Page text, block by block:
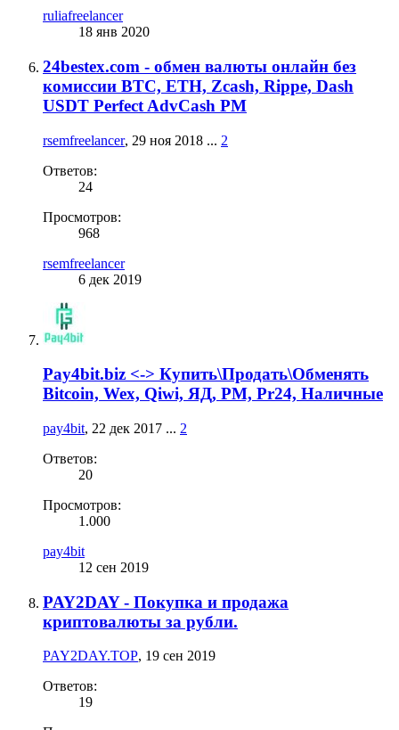
ruliafreelancer
18 янв 2020
24bestex.com - обмен валюты онлайн без
комиссии BTC, ETH, Zcash, Rippe, Dash
USDT Perfect AdvCash PM
rsemfreelancer, 29 ноя 2018 ... 2
Ответов:
24
Просмотров:
968
rsemfreelancer
6 дек 2019
Pаy4bit.biz <-> Купить\Продать\Обменять
Bitcoin, Wex, Qiwi, ЯД, PM, Pr24, Наличные
pay4bit, 22 дек 2017 ... 2
Ответов:
20
Просмотров:
1.000
pay4bit
12 сен 2019
PAY2DAY - Покупка и продажа
криптовалюты за рубли.
PAY2DAY.TOP, 19 сен 2019
Ответов:
19